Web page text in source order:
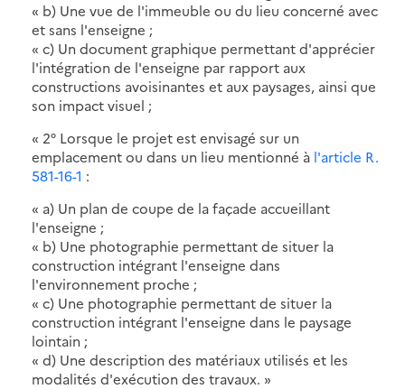
« b) Une vue de l'immeuble ou du lieu concerné avec
et sans l'enseigne ;
« c) Un document graphique permettant d'apprécier
l'intégration de l'enseigne par rapport aux
constructions avoisinantes et aux paysages, ainsi que
son impact visuel ;
« 2° Lorsque le projet est envisagé sur un
emplacement ou dans un lieu mentionné à l'article R.
581-16-1 :
« a) Un plan de coupe de la façade accueillant
l'enseigne ;
« b) Une photographie permettant de situer la
construction intégrant l'enseigne dans
l'environnement proche ;
« c) Une photographie permettant de situer la
construction intégrant l'enseigne dans le paysage
lointain ;
« d) Une description des matériaux utilisés et les
modalités d'exécution des travaux. »